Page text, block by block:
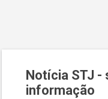
Notícia STJ
informação